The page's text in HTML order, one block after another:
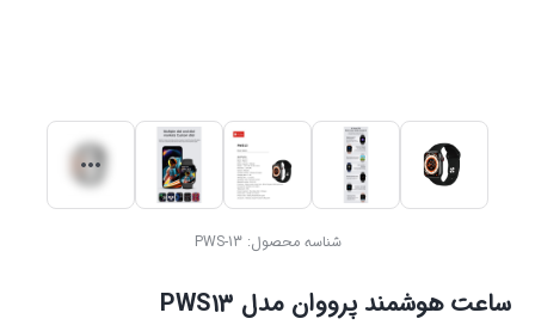
شناسه محصول:PWS-13
ساعت هوشمند پرووان مدل PWS13